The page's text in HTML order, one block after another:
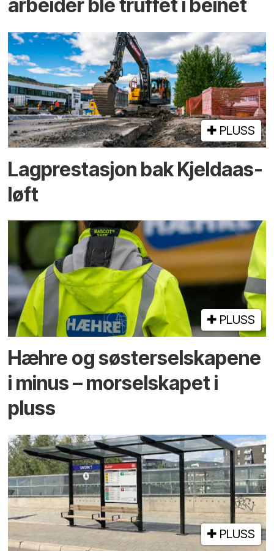
arbeider ble truffet i beinet
PLUSS
Lagprestasjon bak Kjeldaas-
løft
PLUSS
Hæhre og søster­selskapene
i minus – mor­selskapet i
pluss
PLUSS